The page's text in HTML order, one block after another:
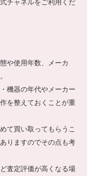
チャネルをご利用くだ
や使用年数、メーカ
機器の年代やメーカー
を整えておくことが重
て買い取ってもらうこ
りますのでその点も考
査定評価が高くなる場